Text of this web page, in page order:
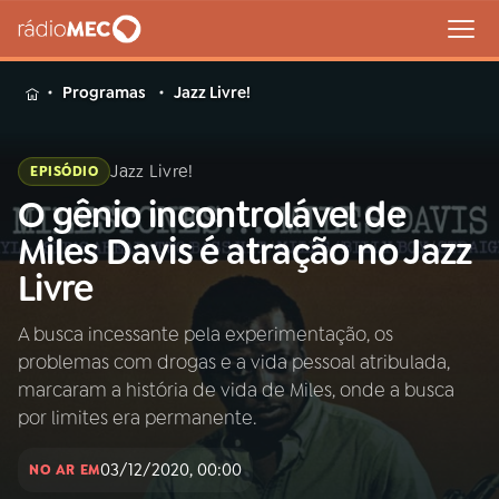
MENU
Buscar
na
Rádio
MEC
Buscar
Início AO VIVO
02A RÁDIO
Programas Jazz Livre!
EPISÓDIO Jazz Livre!
O gênio incontrolável de
Miles Davis é atração no Jazz
Livre
A busca incessante pela experimentação, os
problemas com drogas e a vida pessoal atribulada,
marcaram a história de vida de Miles, onde a busca
por limites era permanente.
NO AR EM03/12/2020, 00:00